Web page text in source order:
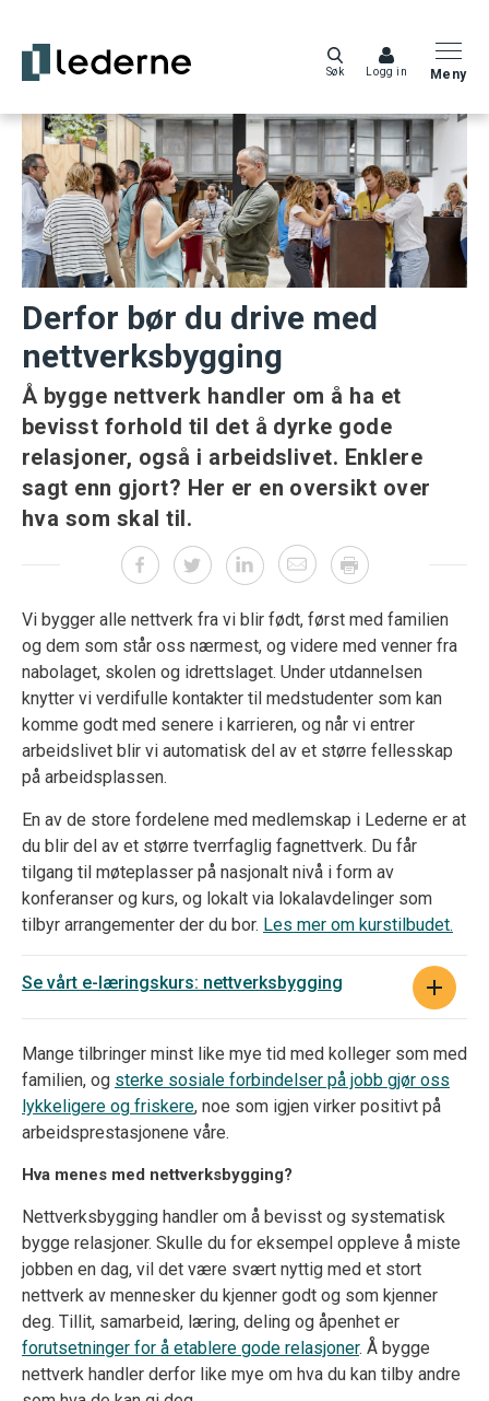
Søk Logg in Meny
Derfor bør du drive med
nettverksbygging
Å bygge nettverk handler om å ha et
bevisst forhold til det å dyrke gode
relasjoner, også i arbeidslivet. Enklere
sagt enn gjort? Her er en oversikt over
hva som skal til.
Vi bygger alle nettverk fra vi blir født, først med familien
og dem som står oss nærmest, og videre med venner fra
nabolaget, skolen og idrettslaget. Under utdannelsen
knytter vi verdifulle kontakter til medstudenter som kan
komme godt med senere i karrieren, og når vi entrer
arbeidslivet blir vi automatisk del av et større fellesskap
på arbeidsplassen.
En av de store fordelene med medlemskap i Lederne er at
du blir del av et større tverrfaglig fagnettverk. Du får
tilgang til møteplasser på nasjonalt nivå i form av
konferanser og kurs, og lokalt via lokalavdelinger som
tilbyr arrangementer der du bor. Les mer om kurstilbudet.
Se vårt e-læringskurs: nettverksbygging
Mange tilbringer minst like mye tid med kolleger som med
familien, og sterke sosiale forbindelser på jobb gjør oss
lykkeligere og friskere, noe som igjen virker positivt på
arbeidsprestasjonene våre.
Hva menes med nettverksbygging?
Nettverksbygging handler om å bevisst og systematisk
bygge relasjoner. Skulle du for eksempel oppleve å miste
jobben en dag, vil det være svært nyttig med et stort
nettverk av mennesker du kjenner godt og som kjenner
deg. Tillit, samarbeid, læring, deling og åpenhet er
forutsetninger for å etablere gode relasjoner. Å bygge
nettverk handler derfor like mye om hva du kan tilby andre